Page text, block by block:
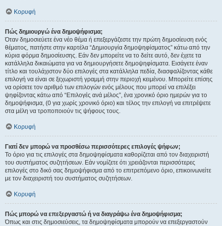
Κορυφή
Πώς δημιουργώ ένα δημοψήφισμα;
Όταν δημοσιεύετε ένα νέο θέμα ή επεξεργάζεστε την πρώτη δημοσίευση ενός
θέματος, πατήστε στην καρτέλα “Δημιουργία δημοψηφίσματος” κάτω από την
κύρια φόρμα δημοσίευσης. Εάν δεν μπορείτε να το δείτε αυτό, δεν έχετε τα
κατάλληλα δικαιώματα για να δημιουργήσετε δημοψηφίσματα. Εισάγετε έναν
τίτλο και τουλάχιστον δύο επιλογές στα κατάλληλα πεδία, διασφαλίζοντας κάθε
επιλογή να είναι σε ξεχωριστή γραμμή στην περιοχή κειμένου. Μπορείτε επίσης
να ορίσετε τον αριθμό των επιλογών ενός μέλους που μπορεί να επιλέξει
ψηφίζοντας κάτω από “Επιλογές ανά μέλος”, ένα χρονικό όριο ημερών για το
δημοψήφισμα, (0 για χωρίς χρονικό όριο) και τέλος την επιλογή να επιτρέψετε
στα μέλη να τροποποιούν τις ψήφους τους.
Κορυφή
Γιατί δεν μπορώ να προσθέσω περισσότερες επιλογές ψήφων;
Το όριο για τις επιλογές στα δημοψηφίσματα καθορίζεται από τον διαχειριστή
του συστήματος συζητήσεων. Εάν νομίζετε ότι χρειάζονται περισσότερες
επιλογές στο δικό σας δημοψήφισμα από το επιτρεπόμενο όριο, επικοινωνείτε
με τον διαχειριστή του συστήματος συζητήσεων.
Κορυφή
Πώς μπορώ να επεξεργαστώ ή να διαγράψω ένα δημοψήφισμα;
Όπως και στις δημοσιεύσεις, τα δημοψηφίσματα μπορούν να επεξεργαστούν